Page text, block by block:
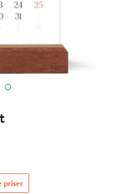
priser